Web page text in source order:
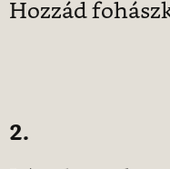
Hozzád
2.